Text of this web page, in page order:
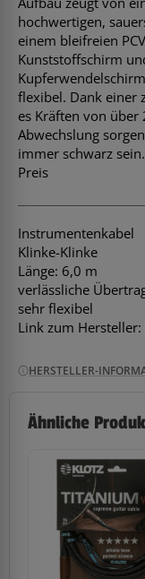
hochwertigen,
einem bleifreien
Kunststoffschirm
flexibel. Dank einer
es Kräften von
Abwechslung
immer schwarz
Preis
Instrumentenkabel
Klinke-Klinke
Länge: 6,0 m
verlässliche
sehr flexibel
Link zum Hersteller:
HERSTELLER-
Ähnliche